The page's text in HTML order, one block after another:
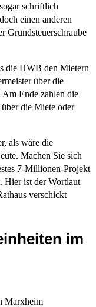
schriftlich
einen anderen
Grundsteuerschraube
die HWB den Mietern
über die
Ende zahlen die
die Miete oder
als wäre die
Machen Sie sich
7-Millionen-Projekt
Hier ist der Wortlaut
verschickt
im
Marxheim